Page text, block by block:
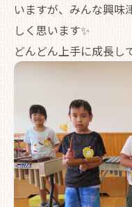
いますが、みんな興味
しく思います✨
どんどん上手に成長